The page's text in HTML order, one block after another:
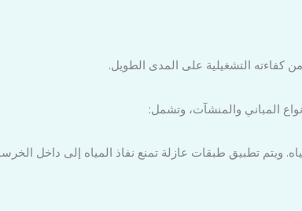
كفاءته التشغيلية على المدى الطويل.
المباني والمنشآت، وتشمل:
ويتم تطبيق طبقات عازلة تمنع نفاذ المياه إلى داخل